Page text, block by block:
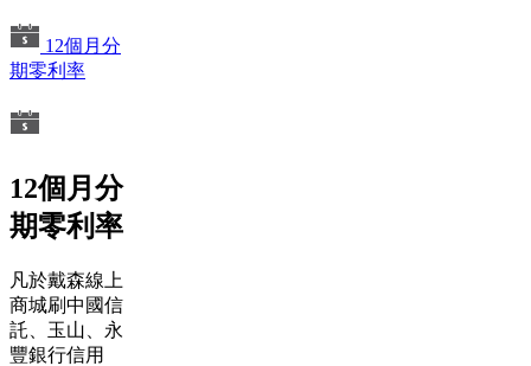
12個月分
期零利率
12個月分
期零利率
凡於戴森線上
商城刷中國信
託、玉山、永
豐銀行信用